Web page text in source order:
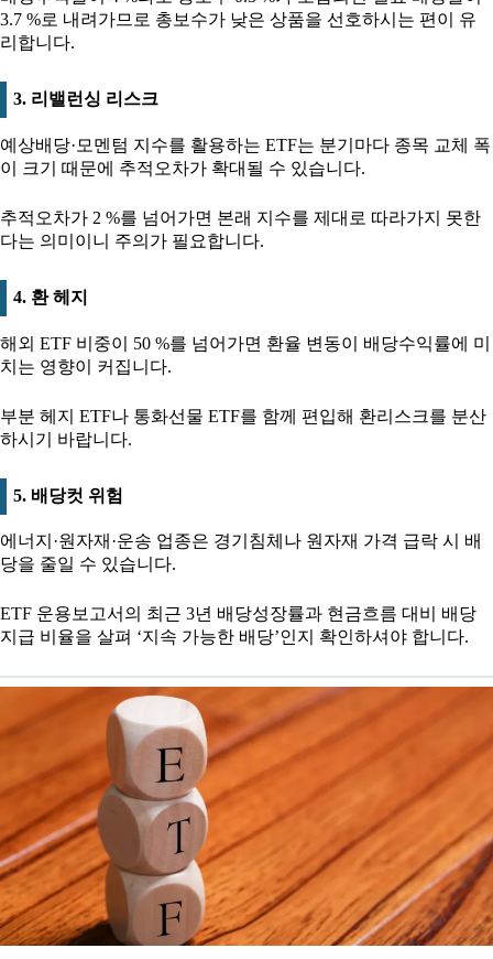
3.7 %로 내려가므로 총보수가 낮은 상품을 선호하시는 편이 유
리합니다.
3. 리밸런싱 리스크
예상배당·모멘텀 지수를 활용하는 ETF는 분기마다 종목 교체 폭
이 크기 때문에 추적오차가 확대될 수 있습니다.
추적오차가 2 %를 넘어가면 본래 지수를 제대로 따라가지 못한
다는 의미이니 주의가 필요합니다.
4. 환 헤지
해외 ETF 비중이 50 %를 넘어가면 환율 변동이 배당수익률에 미
치는 영향이 커집니다.
부분 헤지 ETF나 통화선물 ETF를 함께 편입해 환리스크를 분산
하시기 바랍니다.
5. 배당컷 위험
에너지·원자재·운송 업종은 경기침체나 원자재 가격 급락 시 배
당을 줄일 수 있습니다.
ETF 운용보고서의 최근 3년 배당성장률과 현금흐름 대비 배당
지급 비율을 살펴 ‘지속 가능한 배당’인지 확인하셔야 합니다.